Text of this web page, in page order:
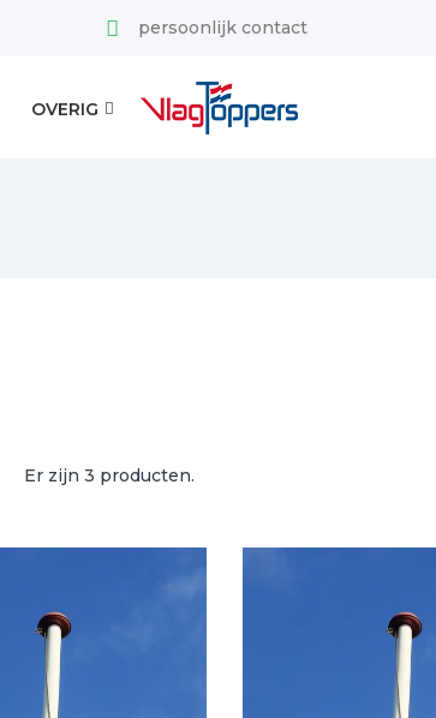
persoonlijk contact
OVERIG
Er zijn 3 producten.